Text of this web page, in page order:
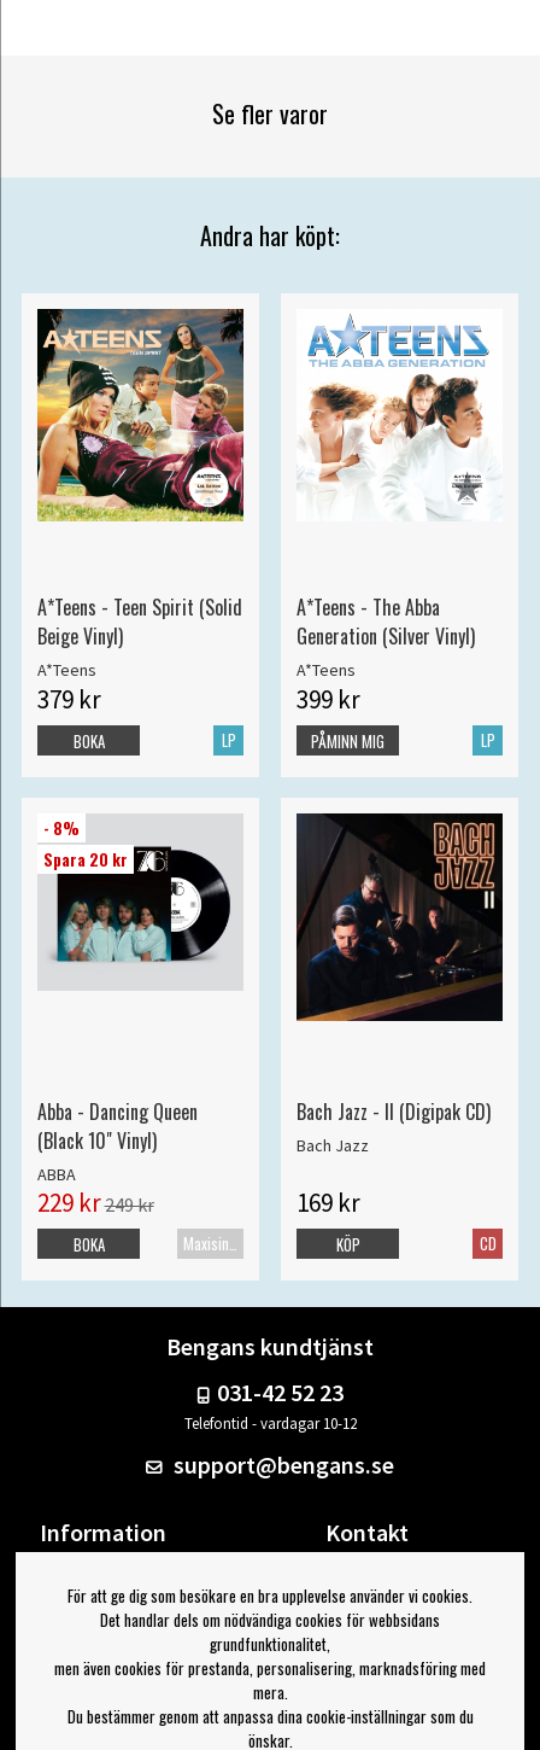
Se fler varor
Andra har köpt:
A*Teens - Teen Spirit (Solid
Beige Vinyl)
A*Teens
379 kr
LP
BOKA
A*Teens - The Abba
Generation (Silver Vinyl)
A*Teens
399 kr
LP
PÅMINN MIG
- 8%
Spara 20 kr
Abba - Dancing Queen
(Black 10" Vinyl)
ABBA
229 kr249 kr
Maxisingel
BOKA
Bach Jazz - II (Digipak CD)
Bach Jazz
169 kr
CD
KÖP
Bengans kundtjänst
031-42 52 23
Telefontid - vardagar 10-12
support@bengans.se
Information
Om Bengans
FAQ / Köp- & Leveransvillkor
Kontakt
Din sida
Logga ut
Jag vill ha tips från Bengans
För att ge dig som besökare en bra upplevelse använder vi cookies.
Det handlar dels om nödvändiga cookies för webbsidans
grundfunktionalitet,
men även cookies för prestanda, personalisering, marknadsföring med
mera.
Du bestämmer genom att anpassa dina cookie-inställningar som du
önskar.